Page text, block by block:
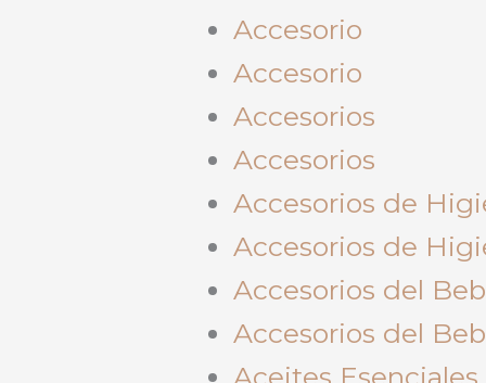
Accesorio
Accesorio
Accesorios
Accesorios
Accesorios de
Accesorios de
Accesorios del
Accesorios del
Aceites Esenciales